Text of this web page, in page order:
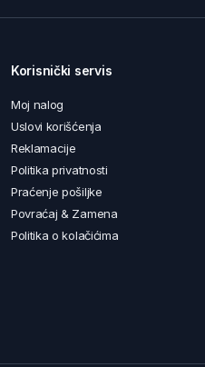
Korisnički servis
Moj nalog
Uslovi korišćenja
Reklamacije
Politika privatnosti
Praćenje pošiljke
Povraćaj & Zamena
Politika o kolačićima